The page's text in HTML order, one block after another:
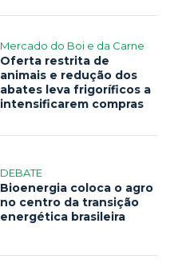
Mercado do Boi e da Carne
Oferta restrita de
animais e redução dos
abates leva frigoríficos a
intensificarem compras
DEBATE
Bioenergia coloca o agro
no centro da transição
energética brasileira